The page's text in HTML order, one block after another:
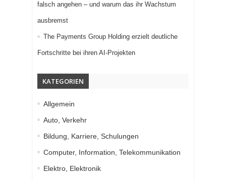
falsch angehen – und warum das ihr Wachstum
ausbremst
The Payments Group Holding erzielt deutliche
Fortschritte bei ihren AI-Projekten
KATEGORIEN
Allgemein
Auto, Verkehr
Bildung, Karriere, Schulungen
Computer, Information, Telekommunikation
Elektro, Elektronik